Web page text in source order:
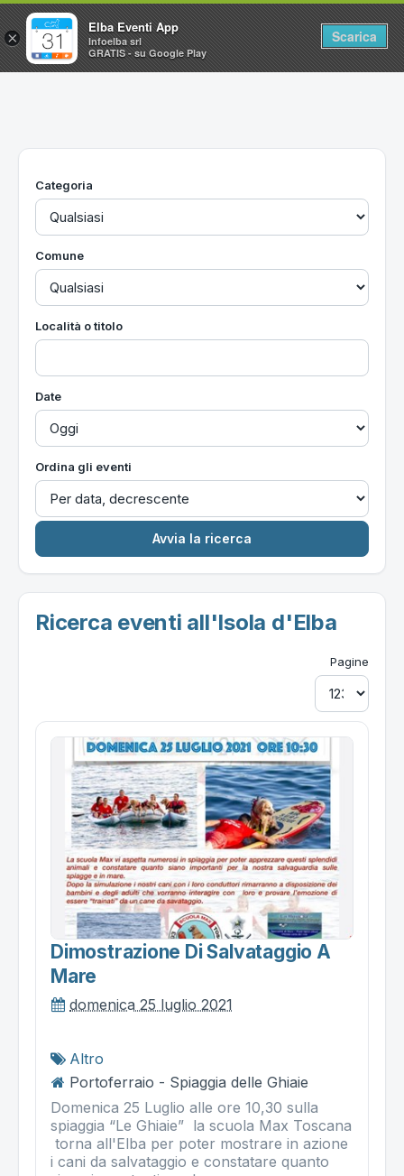
Home
Utilità
Categoria
Comune
Località o titolo
Date
Ordina gli eventi
Ricerca eventi all'Isola d'Elba
Pagine
Dimostrazione Di Salvataggio A
Mare
domenica 25 luglio 2021
Altro
Portoferraio - Spiaggia delle Ghiaie
Domenica 25 Luglio alle ore 10,30 sulla
spiaggia “Le Ghiaie” la scuola Max Toscana
torna all'Elba per poter mostrare in azione
i cani da salvataggio e constatare quanto
×
Elba Eventi App
Infoelba srl
GRATIS - su Google Play
Scarica